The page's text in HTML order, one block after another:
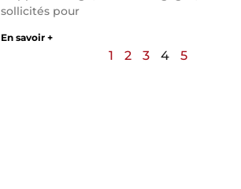
sollicités pour
En savoir +
1 2 3 4 5